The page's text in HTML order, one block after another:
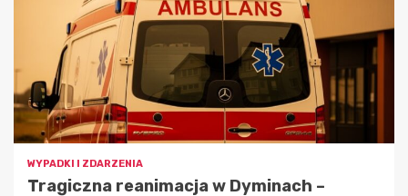
WYPADKI I ZDARZENIA
Tragiczna reanimacja w Dyminach –